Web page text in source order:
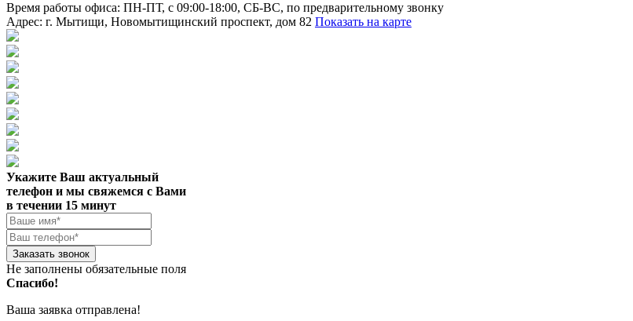
Время работы офиса: ПН-ПТ, с 09:00-18:00, СБ-ВС, по предварительному звонку
Адрес: г. Мытищи, Новомытищинский проспект, дом 82 Показать на карте
Укажите Ваш актуальный
телефон и мы свяжемся с Вами
в течении 15 минут
Заказать звонок
Не заполнены обязательные поля
Спасибо!
Ваша заявка отправлена!